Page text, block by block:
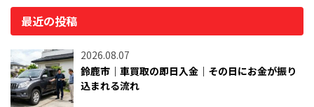
最近の投稿
2026.08.07
鈴鹿市｜車買取の即日入金｜その日にお金が振り
込まれる流れ